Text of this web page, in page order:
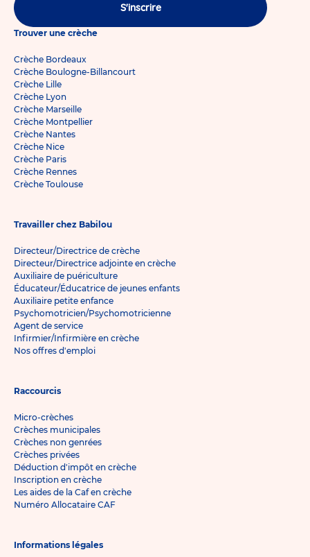
S'inscrire
Trouver une crèche
Crèche Bordeaux
Crèche Boulogne-Billancourt
Crèche Lille
Crèche Lyon
Crèche Marseille
Crèche Montpellier
Crèche Nantes
Crèche Nice
Crèche Paris
Crèche Rennes
Crèche Toulouse
Travailler chez Babilou
Directeur/Directrice de crèche
Directeur/Directrice adjointe en crèche
Auxiliaire de puériculture
Éducateur/Éducatrice de jeunes enfants
Auxiliaire petite enfance
Psychomotricien/Psychomotricienne
Agent de service
Infirmier/Infirmière en crèche
Nos offres d'emploi
Raccourcis
Micro-crèches
Crèches municipales
Crèches non genrées
Crèches privées
Déduction d'impôt en crèche
Inscription en crèche
Les aides de la Caf en crèche
Numéro Allocataire CAF
Informations légales